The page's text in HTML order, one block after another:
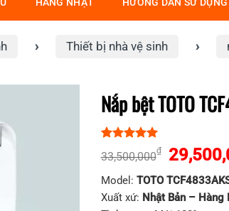
HÀNG NHẬT HƯỚNG DẪN SỬ DỤNG
› Thiết bị nhà vệ sinh ›
Nắp bệt TOTO
dựa trên
33,500,000₫
Giá
gốc
là:
Model: TOTO
Xuất xứ: Nhật Bản – Hàng